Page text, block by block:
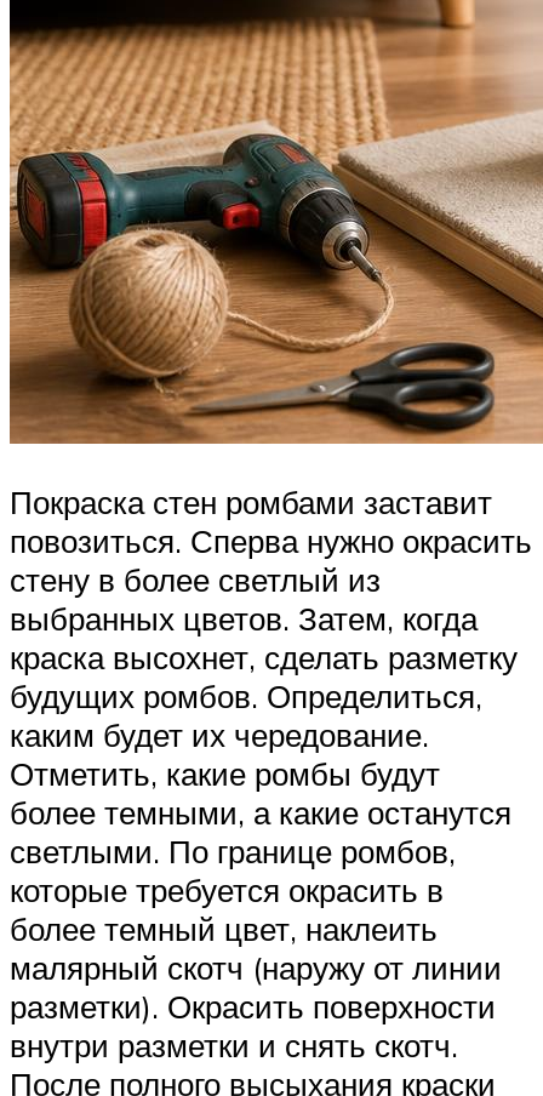
Покраска стен ромбами заставит
повозиться. Сперва нужно окрасить
стену в более светлый из
выбранных цветов. Затем, когда
краска высохнет, сделать разметку
будущих ромбов. Определиться,
каким будет их чередование.
Отметить, какие ромбы будут
более темными, а какие останутся
светлыми. По границе ромбов,
которые требуется окрасить в
более темный цвет, наклеить
малярный скотч (наружу от линии
разметки). Окрасить поверхности
внутри разметки и снять скотч.
После полного высыхания краски